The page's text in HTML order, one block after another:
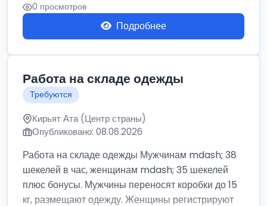
0 просмотров
Подробнее
Работа на складе одежды
Требуются
Кирьят Ата (Центр страны)
Опубликовано: 08.06.2026
Работа на складе одежды Мужчинам mdash; 38
шекелей в час, женщинам mdash; 35 шекелей
плюс бонусы. Мужчины переносят коробки до 15
кг, размещают одежду. Женщины регистрируют